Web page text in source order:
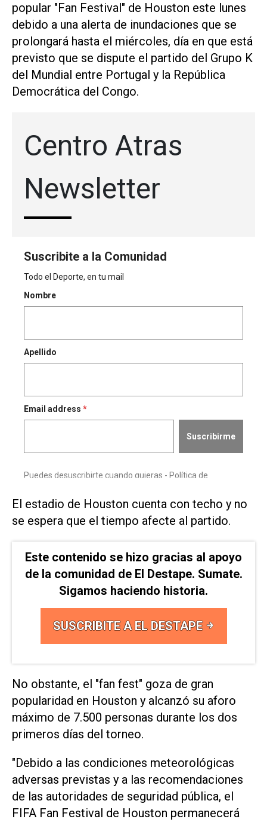
popular "Fan ‌Festival" de ‌Houston este lunes
debido a una alerta de inundaciones que se
prolongará hasta el miércoles, día en que está
previsto que se dispute el partido del ​Grupo K
⁠del Mundial entre Portugal y ‌la República
Democrática del ⁠Congo.
El estadio de ⁠Houston cuenta con techo y no
se espera que el tiempo afecte ⁠al partido.
Este contenido se hizo gracias al apoyo
de la comunidad de El Destape. Sumate.
Sigamos haciendo historia.
SUSCRIBITE A EL DESTAPE
No obstante, el "fan fest" ​goza de gran
popularidad ‌en Houston y ‌alcanzó su aforo
máximo de ⁠7.500 personas durante los dos
primeros días del torneo.
"Debido a las condiciones meteorológicas
adversas previstas ​y ‌a las recomendaciones
de las autoridades de seguridad pública, el
FIFA Fan Festival de Houston permanecerá